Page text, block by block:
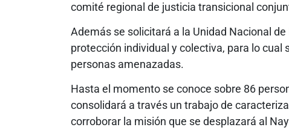
comité regional de justicia transicional
Además se solicitará a la Unidad Nacional
protección individual y colectiva, para lo
personas amenazadas.
Hasta el momento se conoce sobre 86
consolidará a través un trabajo de
corroborar la misión que se desplazará al